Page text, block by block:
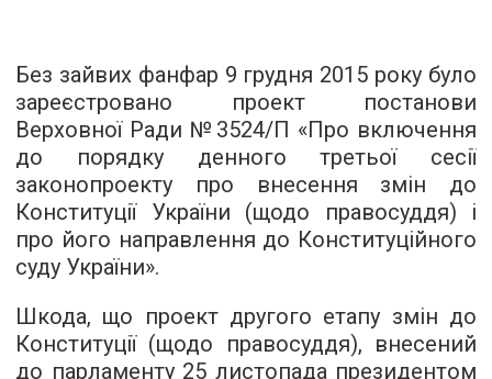
Без зайвих фанфар 9 грудня 2015 року було
зареєстровано проект постанови
Верховної Ради №3524/П «Про включення
до порядку денного третьої сесії
законопроекту про внесення змін до
Конституції України (щодо правосуддя) і
про його направлення до Конституційного
суду України».
Шкода, що проект другого етапу змін до
Конституції (щодо правосуддя), внесений
до парламенту 25 листопада президентом